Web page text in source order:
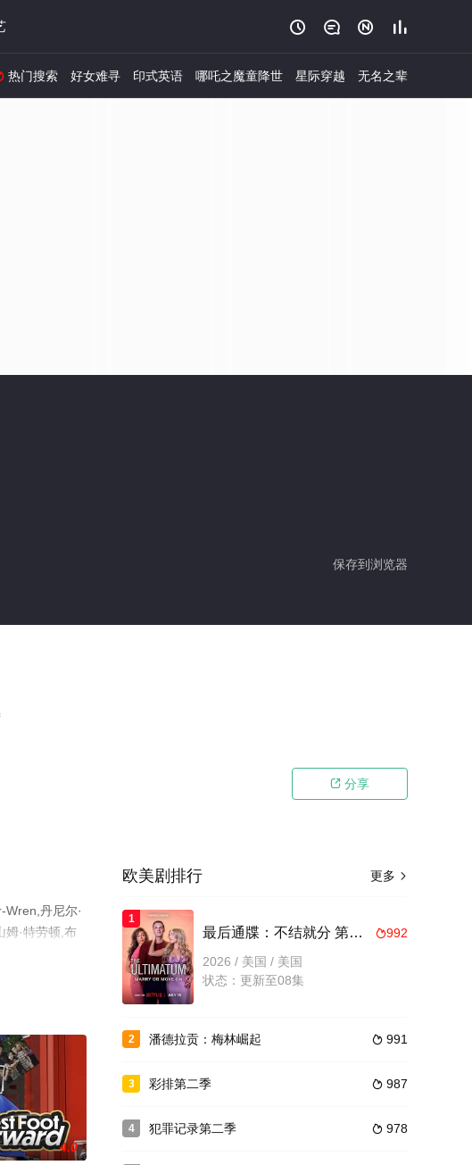
   
热门搜索 好女难寻 印式英语 哪吒之魔童降世 星际穿越 无名之辈
保存到浏览器
 分享
丹尼尔·
姆·特劳顿,布
删减完整版
4.0
更多 
欧美剧排行
1
992
最后通牒：不结就分 第四季
2026 / 美国 / 美国
状态：更新至08集
2  991
潘德拉贡：梅林崛起
3  987
彩排第二季
4  978
犯罪记录第二季